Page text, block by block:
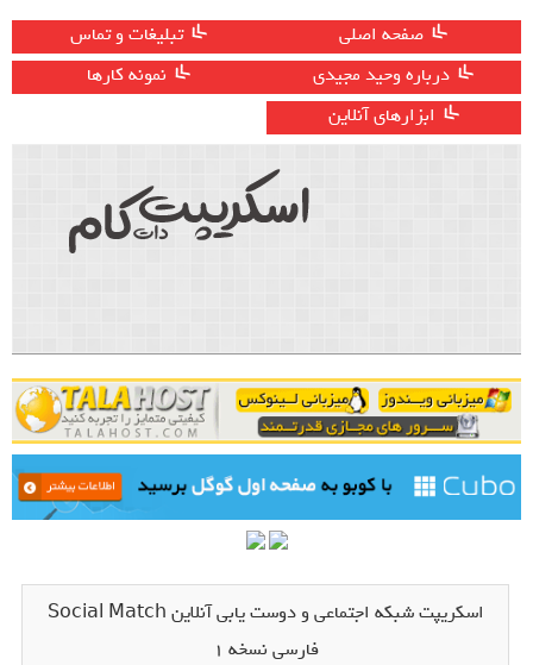
صفحه اصلی
تبلیغات و تماس
درباره وحید مجیدی
نمونه کارها
ابزارهای آنلاین
اسکریپت شبکه اجتماعی و دوست یابی آنلاین Social Match
فارسی نسخه ۱